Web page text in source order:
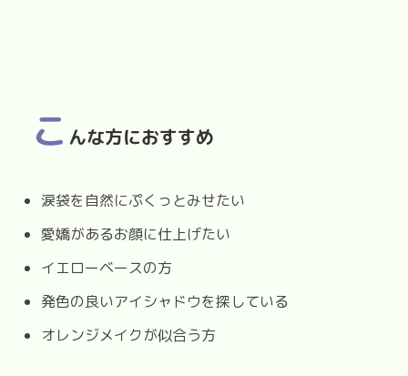
こ んな方におすすめ
涙袋を自然にぷくっとみせたい
愛嬌があるお顔に仕上げたい
イエローベースの方
発色の良いアイシャドウを探している
オレンジメイクが似合う方